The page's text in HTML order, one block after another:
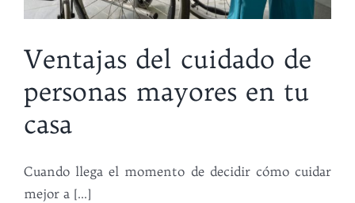
Ventajas del cuidado de
personas mayores en tu
casa
Cuando llega el momento de decidir cómo cuidar
mejor a [...]